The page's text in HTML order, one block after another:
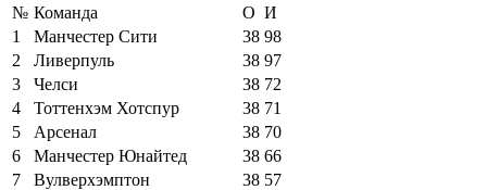
№ Команда О И
1
Манчестер Сити 38 98
2
Ливерпуль 38 97
3
Челси 38 72
4
Тоттенхэм Хотспур 38 71
5
Арсенал 38 70
6
Манчестер Юнайтед 38 66
7
Вулверхэмптон 38 57